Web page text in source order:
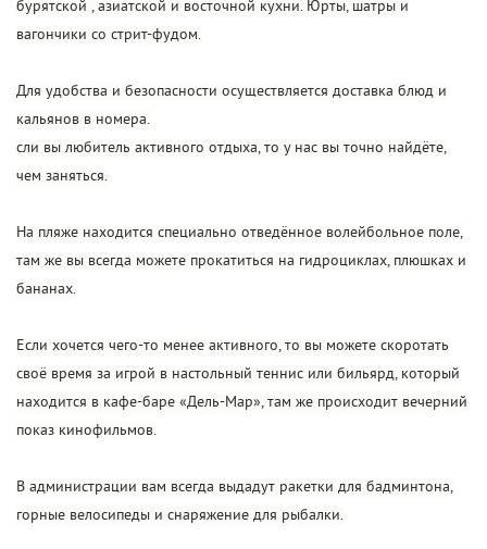
бурятской , азиатской и восточной кухни. Юрты, шатры и
вагончики со стрит-фудом.
Для удобства и безопасности осуществляется доставка блюд и
кальянов в номера.
сли вы любитель активного отдыха, то у нас вы точно найдёте,
чем заняться.
На пляже находится специально отведённое волейбольное поле,
там же вы всегда можете прокатиться на гидроциклах, плюшках и
бананах.
Если хочется чего-то менее активного, то вы можете скоротать
своё время за игрой в настольный теннис или бильярд, который
находится в кафе-баре «Дель-Мар», там же происходит вечерний
показ кинофильмов.
В администрации вам всегда выдадут ракетки для бадминтона,
горные велосипеды и снаряжение для рыбалки.